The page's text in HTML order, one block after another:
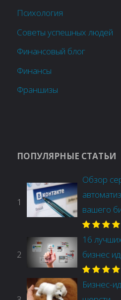
Психология
Советы успешных людей
Финансовый блог
Финансы
Франшизы
ПОПУЛЯРНЫЕ СТАТЬИ
1
Обзор
вашего
2
16
бизнес
Бизнес-